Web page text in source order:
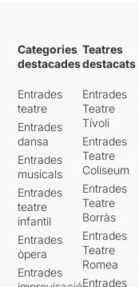
Categories
destacades
Entrades
teatre
Entrades
dansa
Entrades
musicals
Entrades
teatre
infantil
Entrades
òpera
Entrades
Teatres
destacats
Entrades
Teatre
Tívoli
Entrades
Teatre
Coliseum
Entrades
Teatre
Borràs
Entrades
Teatre
Romea
Entrades